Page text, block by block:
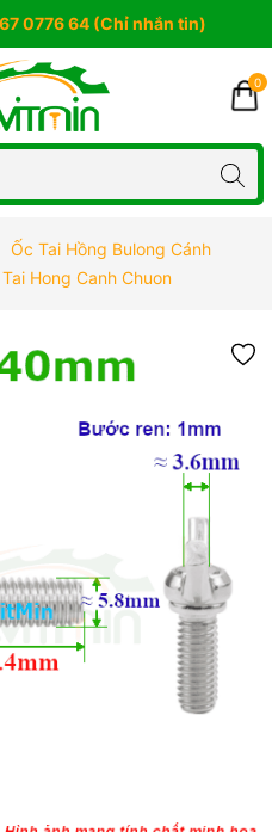
0776 64 (Chỉ nhắn tin)
0
Ốc Tai Hồng Bulong Cánh
Hong Canh Chuon